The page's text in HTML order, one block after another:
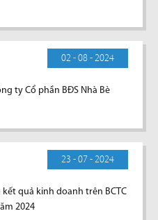
02 - 08 - 2024
ty Cổ phần BĐS Nhà Bè
23 - 07 - 2024
quả kinh doanh trên BCTC
2024